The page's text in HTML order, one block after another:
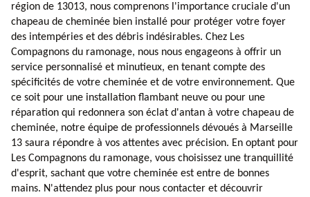
région de 13013, nous comprenons l'importance cruciale d'un
chapeau de cheminée bien installé pour protéger votre foyer
des intempéries et des débris indésirables. Chez Les
Compagnons du ramonage, nous nous engageons à offrir un
service personnalisé et minutieux, en tenant compte des
spécificités de votre cheminée et de votre environnement. Que
ce soit pour une installation flambant neuve ou pour une
réparation qui redonnera son éclat d'antan à votre chapeau de
cheminée, notre équipe de professionnels dévoués à Marseille
13 saura répondre à vos attentes avec précision. En optant pour
Les Compagnons du ramonage, vous choisissez une tranquillité
d'esprit, sachant que votre cheminée est entre de bonnes
mains. N'attendez plus pour nous contacter et découvrir